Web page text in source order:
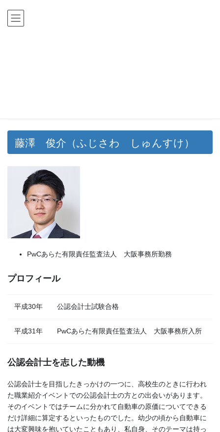
藤澤 俊介（ふじさわ しゅんすけ）
PwCあらた有限責任監査法人 大阪事務所勤務
プロフィール
平成30年 公認会計士試験合格
平成31年 PwCあらた有限責任監査法人 大阪事務所入所
公認会計士を志した動機
公認会計士を目指したきっかけの一つに、高校生のときに行われ
た職業紹介イベントでの公認会計士の方との出会いがあります。
そのイベントではチームに分かれて自動車の原価についてできる
だけ詳細に算定するといったものでした。幼少の頃から自動車に
は大変興味を抱いていたこともあり、私自身、そのテーマは持っ